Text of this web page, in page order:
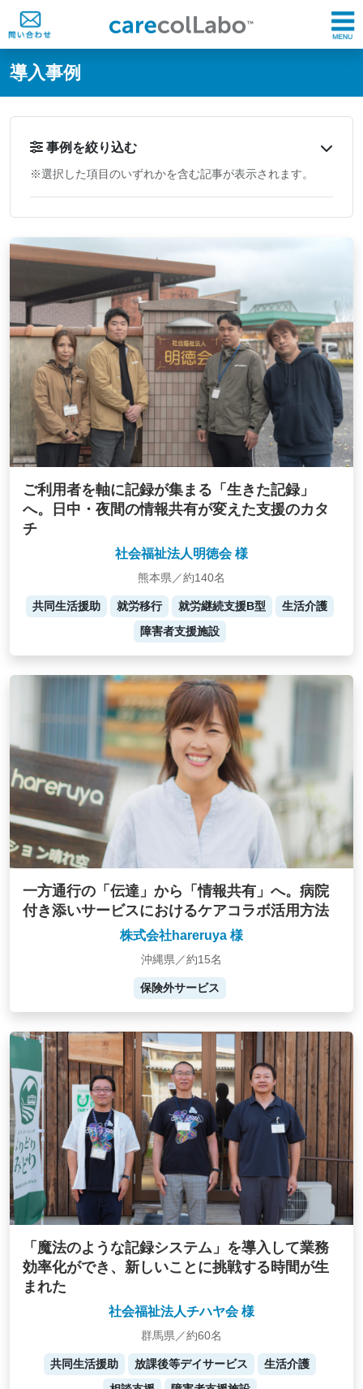
@ -0,0 +1,60 @@
導入事例
事例を絞り込む
※選択した項目のいずれかを含む記事が表示されます。
ご利用者を軸に記録が集まる「生きた記録」
へ。日中・夜間の情報共有が変えた支援のカタ
チ
社会福祉法人明徳会 様
熊本県／約140名
共同生活援助 就労移行 就労継続支援B型
生活介護
障害者支援施設
一方通行の「伝達」から「情報共有」へ。病院
付き添いサービスにおけるケアコラボ活用方法
株式会社hareruya 様
沖縄県／約15名
保険外サービス
「魔法のような記録システム」を導入して業務
効率化ができ、新しいことに挑戦する時間が生
まれた
社会福祉法人チハヤ会 様
群馬県／約60名
共同生活援助 放課後等デイサービス
生活介護